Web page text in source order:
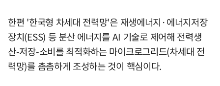
한편 '한국형 차세대 전력망'은 재생에너지·에너지저장
장치(ESS) 등 분산 에너지를 AI 기술로 제어해 전력생
산-저장-소비를 최적화하는 마이크로그리드(차세대 전
력망)를 촘촘하게 조성하는 것이 핵심이다.